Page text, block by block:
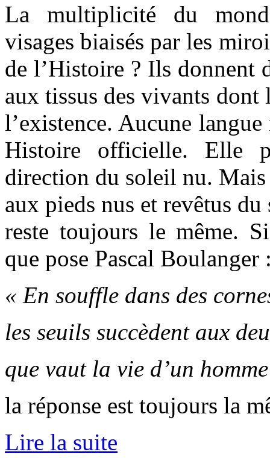
La multiplicité du
visages biaisés par les
de l’Histoire ? Ils donnent
aux tissus des vivants
l’existence. Aucune langue
Histoire officielle. Elle
direction du soleil nu. Mais
aux pieds nus et revêtus
reste toujours le même.
que pose Pascal Boulanger
« En souffle dans des
les seuils succèdent aux
que vaut la vie d’un
la réponse est toujours la
Lire la suite